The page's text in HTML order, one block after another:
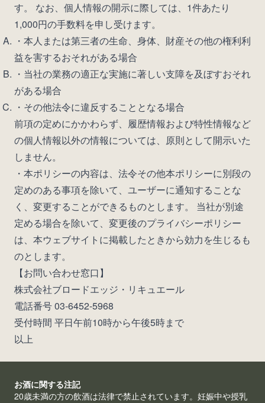
す。 なお、個人情報の開示に際しては、1件あたり
1,000円の手数料を申し受けます。
・本人または第三者の生命、身体、財産その他の権利利
益を害するおそれがある場合
・当社の業務の適正な実施に著しい支障を及ぼすおそれ
がある場合
・その他法令に違反することとなる場合
前項の定めにかかわらず、履歴情報および特性情報など
の個人情報以外の情報については、原則として開示いた
しません。
・本ポリシーの内容は、法令その他本ポリシーに別段の
定めのある事項を除いて、ユーザーに通知することな
く、変更することができるものとします。 当社が別途
定める場合を除いて、変更後のプライバシーポリシー
は、本ウェブサイトに掲載したときから効力を生じるも
のとします。
【お問い合わせ窓口】
株式会社ブロードエッジ・リキュエール
電話番号 03-6452-5968
受付時間 平日午前10時から午後5時まで
以上
お酒に関する注記
20歳未満の方の飲酒は法律で禁止されています。妊娠中や授乳